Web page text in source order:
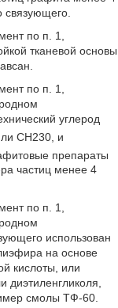
связующего.
по п. 1,
тканевой основы
по п. 1,
углерод
СН230, и
препараты
частиц менее 4
по п. 1,
использован
на основе
кислоты, или
диэтиленгликоля,
смолы ТФ-60.